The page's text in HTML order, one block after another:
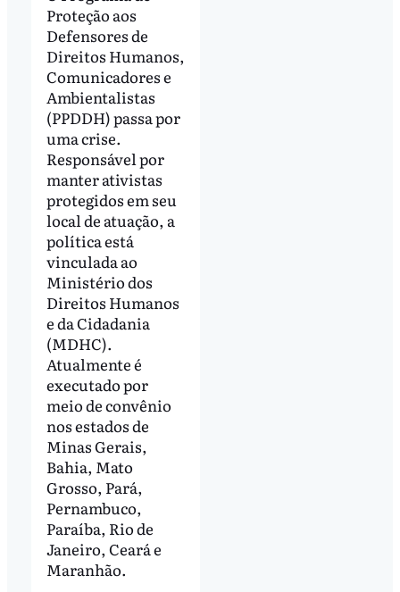
Proteção aos
Defensores de
Direitos Humanos,
Comunicadores e
Ambientalistas
(PPDDH) passa por
uma crise.
Responsável por
manter ativistas
protegidos em seu
local de atuação, a
política está
vinculada ao
Ministério dos
Direitos Humanos
e da Cidadania
(MDHC).
Atualmente é
executado por
meio de convênio
nos estados de
Minas Gerais,
Bahia, Mato
Grosso, Pará,
Pernambuco,
Paraíba, Rio de
Janeiro, Ceará e
Maranhão.